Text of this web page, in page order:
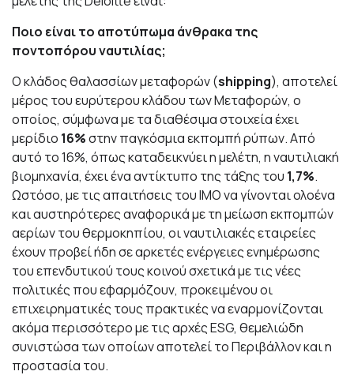
Ποιο είναι το αποτύπωμα άνθρακα της
ποντοπόρου ναυτιλίας;
Ο κλάδος θαλασσίων μεταφορών (shipping), αποτελεί
μέρος του ευρύτερου κλάδου των Μεταφορών, ο
οποίος, σύμφωνα με τα διαθέσιμα στοιχεία έχει
μερίδιο 16%στην παγκόσμια εκπομπή ρύπων. Από
αυτό το 16%, όπως καταδεικνύει η μελέτη, η ναυτιλιακή
βιομηχανία, έχει ένα αντίκτυπο της τάξης του 1,7%.
Ωστόσο, με τις απαιτήσεις του IMO να γίνονται ολοένα
και αυστηρότερες αναφορικά με τη μείωση εκπομπών
αερίων του θερμοκηπίου, οι ναυτιλιακές εταιρείες
έχουν προβεί ήδη σε αρκετές ενέργειες ενημέρωσης
του επενδυτικού τους κοινού σχετικά με τις νέες
πολιτικές που εφαρμόζουν, προκειμένου οι
επιχειρηματικές τους πρακτικές να εναρμονίζονται
ακόμα περισσότερο με τις αρχέςESG, θεμελιώδη
συνιστώσα των οποίων αποτελεί το Περιβάλλον και η
προστασία του.